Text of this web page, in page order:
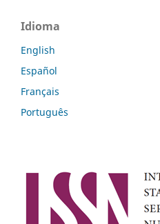
Idioma
English
Español
Français
Português